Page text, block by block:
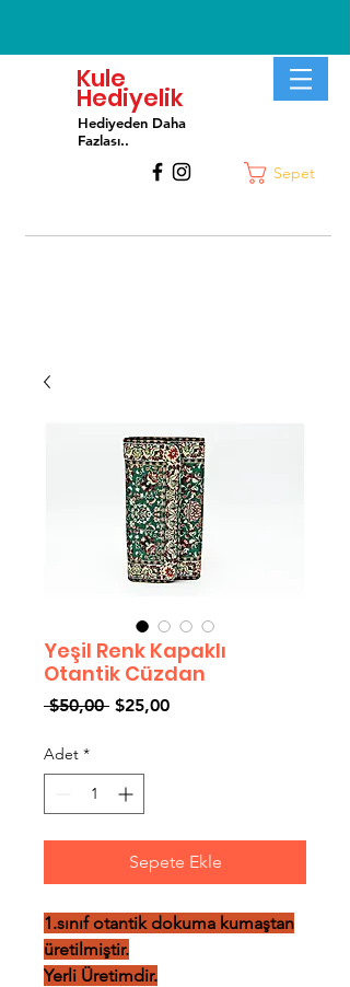
Kule
Hediyelik
Hediyeden Daha
Fazlası..
Sepet
Yeşil Renk Kapaklı
Otantik Cüzdan
$50,00 Normal
$25,00İndirimli
Adet *
Sepete Ekle
1.sınıf otantik dokuma kumaştan
üretilmiştir.
Yerli Üretimdir.